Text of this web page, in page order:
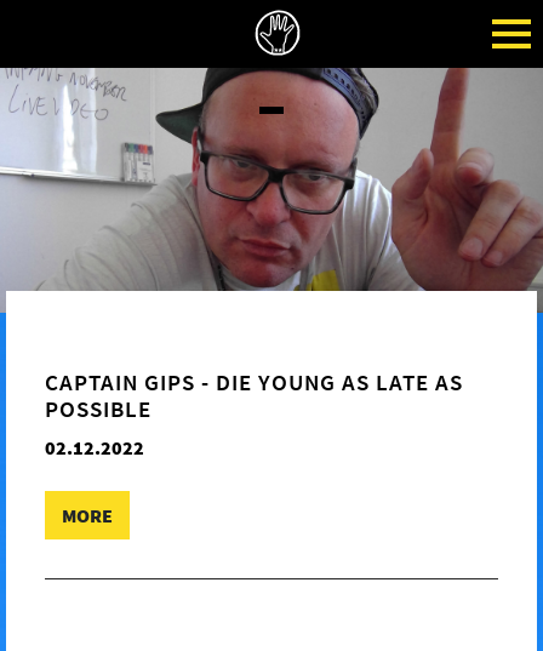
CAPTAIN GIPS - DIE YOUNG AS LATE AS
POSSIBLE
02.12.2022
MORE